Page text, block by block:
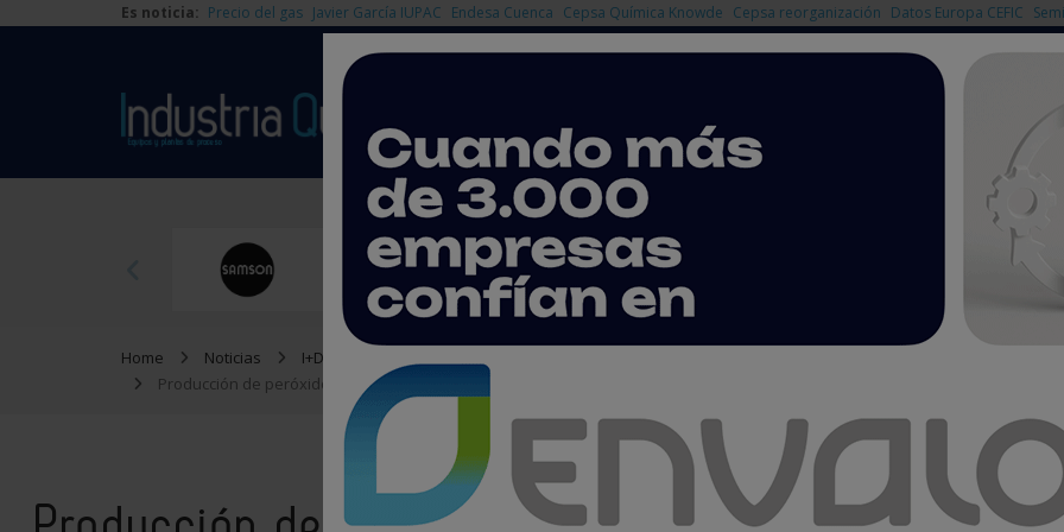
Es noticia: Precio del gas Javier García IUPAC Endesa Cuenca Cepsa Química Knowde Cepsa reorganización Datos Europa CEFIC
Home Noticias
I+D
Producción de peróxido de hidrógeno mediante baterías de zinc-aire: una alternativa sostenible